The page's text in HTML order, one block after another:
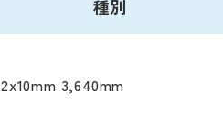
種別
2x10mm 3,640mm